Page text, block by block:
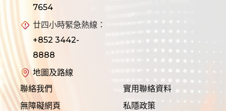
7654
廿四小時緊急熱線：
+852 3442-
8888
地圖及路線
聯絡我們
無障礙網頁
實用聯絡資料
私隱政策